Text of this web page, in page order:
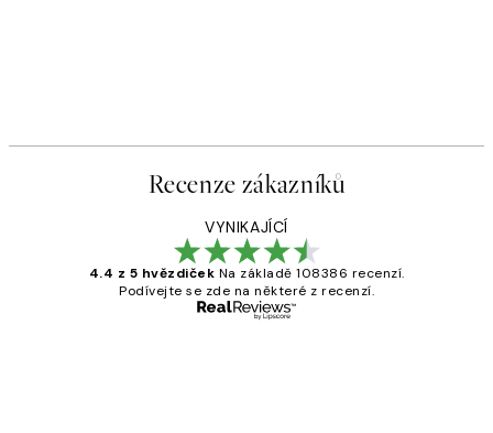
Recenze zákazníků
VYNIKAJÍCÍ
4.4 z 5 hvězdiček Na základě 108386 recenzí.
Podívejte se zde na některé z recenzí.